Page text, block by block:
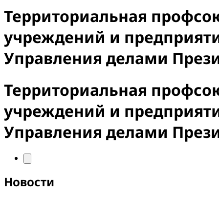
Территориальная
учреждений и
Управления делами
Территориальная
учреждений и
Управления делами
Новости